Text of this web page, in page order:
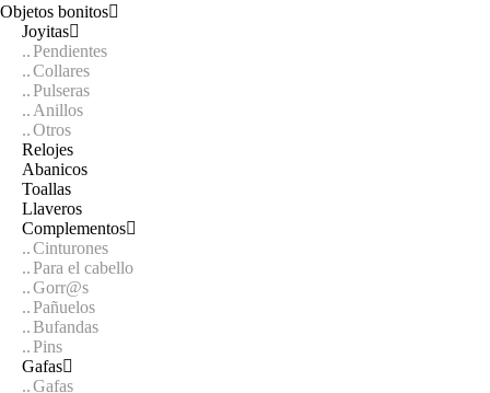
Objetos bonitos
Joyitas
Pendientes
Collares
Pulseras
Anillos
Otros
Relojes
Abanicos
Toallas
Llaveros
Complementos
Cinturones
Para el cabello
Gorr@s
Pañuelos
Bufandas
Pins
Gafas
Gafas